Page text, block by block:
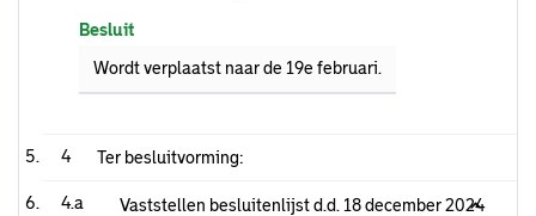
Besluit
Wordt verplaatst naar de 19e februari.
4 Ter besluitvorming:
4.a Vaststellen besluitenlijst d.d. 18 december 2024